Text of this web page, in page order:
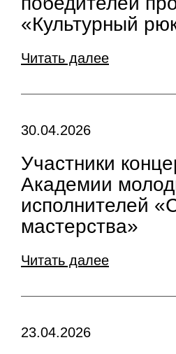
«Культурный
Читать далее
30.04.2026
Участники
Академии
исполнителей
мастерства»
Читать далее
23.04.2026